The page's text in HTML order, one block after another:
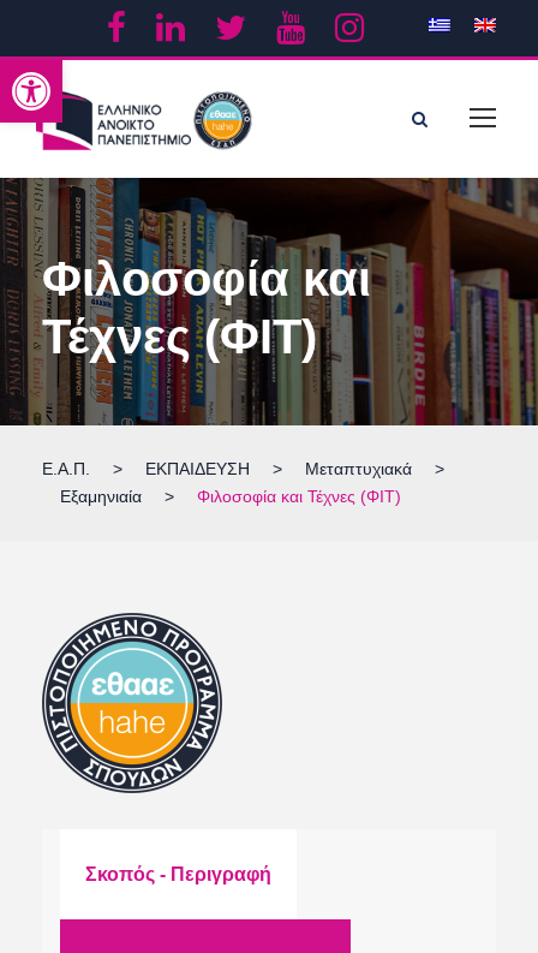
Ανοίξτε τη γραμμή εργαλείων
Φιλοσοφία και
Τέχνες (ΦΙΤ)
Ε.Α.Π. > ΕΚΠΑΙΔΕΥΣΗ > Μεταπτυχιακά
>
Εξαμηνιαία
> Φιλοσοφία και Τέχνες (ΦΙΤ)
Σκοπός - Περιγραφή